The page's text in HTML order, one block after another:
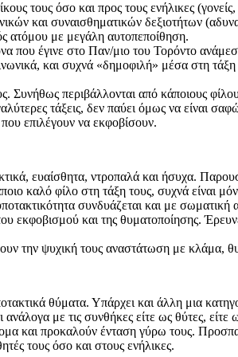
τους όσο και προς τους ενήλικες
και συναισθηματικών δεξιοτήτων
ατόμου με μεγάλη αυτοπεποίθηση.
που έγινε στο Παν/μιο του Τορόντο
και συχνά «δημοφιλή» μέσα στη
περιβάλλονται από κάποιους
τάξεις, δεν παύει όμως να είναι
επιλέγουν να εκφοβίσουν.
ευαίσθητα, ντροπαλά και ήσυχα.
καλό φίλο στη τάξη τους, συχνά είναι
συνδυάζεται και με
εκφοβισμού και της θυματοποίησης.
την ψυχική τους αναστάτωση με κλάμα,
θύματα. Υπάρχει και άλλη μια
ανάλογα με τις συνθήκες είτε ως θύτες, είτε
και προκαλούν ένταση γύρω τους.
τους όσο και στους ενήλικες.